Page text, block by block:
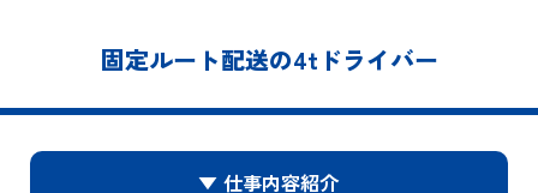
固定ルート配送の4tドライバー
▼ 仕事内容紹介